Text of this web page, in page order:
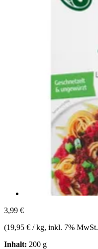
3,99 €
(19,95 € / kg, inkl. 7% MwSt.
Inhalt: 200 g